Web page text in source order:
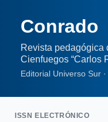
Conrado
Revista pedagógica
Cienfuegos “Carlos
Editorial Universo Sur
ISSN ELECTRÓNICO